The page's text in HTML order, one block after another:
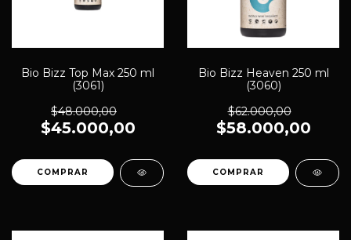
Bio Bizz Top Max 250 ml
(3061)
$48.000,00
$45.000,00
Bio Bizz Heaven 250 ml
(3060)
$62.000,00
$58.000,00